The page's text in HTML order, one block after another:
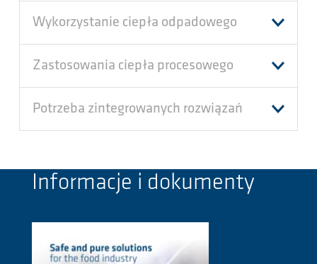
Wykorzystanie ciepła odpadowego
Zastosowania ciepła procesowego
Potrzeba zintegrowanych rozwiązań
Informacje i dokumenty